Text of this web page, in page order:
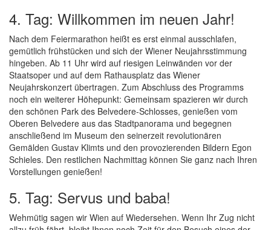
4. Tag: Willkommen im neuen Jahr!
Nach dem Feiermarathon heißt es erst einmal ausschlafen,
gemütlich frühstücken und sich der Wiener Neujahrsstimmung
hingeben. Ab 11 Uhr wird auf riesigen Leinwänden vor der
Staatsoper und auf dem Rathausplatz das Wiener
Neujahrskonzert übertragen. Zum Abschluss des Programms
noch ein weiterer Höhepunkt: Gemeinsam spazieren wir durch
den schönen Park des Belvedere-Schlosses, genießen vom
Oberen Belvedere aus das Stadtpanorama und begegnen
anschließend im Museum den seinerzeit revolutionären
Gemälden Gustav Klimts und den provozierenden Bildern Egon
Schieles. Den restlichen Nachmittag können Sie ganz nach Ihren
Vorstellungen genießen!
5. Tag: Servus und baba!
Wehmütig sagen wir Wien auf Wiedersehen. Wenn Ihr Zug nicht